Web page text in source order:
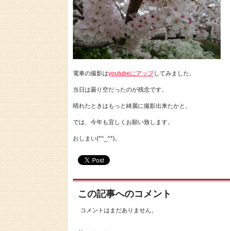
電車の撮影はyoutubeにアップしてみました。
当日は曇り空だったのが残念です。
晴れたときはもっと綺麗に撮影出来たかと。
では、今年も宜しくお願い致します。
おしまい(*^_^*)。
この記事へのコメント
コメントはまだありません。